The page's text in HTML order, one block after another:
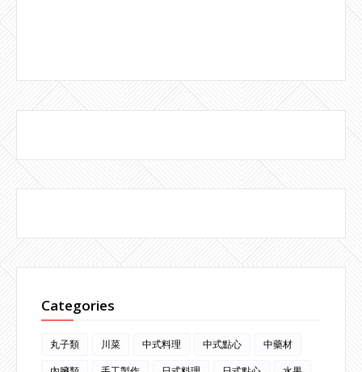
Categories
丸子類 川菜 中式料理 中式點心
中藥材